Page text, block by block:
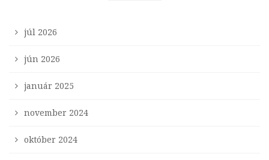
júl 2026
jún 2026
január 2025
november 2024
október 2024